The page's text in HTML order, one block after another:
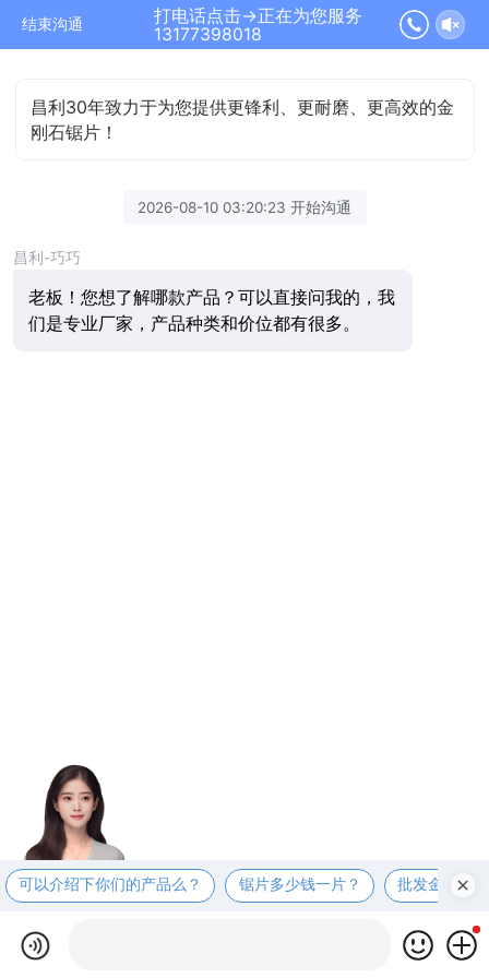
结束沟通
打电话点击→正在为您服务
13177398018
昌利30年致力于为您提供更锋利、更耐磨、更高效的金
刚石锯片！
2026-08-10 03:20:23 开始沟通
昌利-巧巧
老板！您想了解哪款产品？可以直接问我的，我
们是专业厂家，产品种类和价位都有很多。
可以介绍下你们的产品么？ 锯片多少钱一片？ 批发金刚石